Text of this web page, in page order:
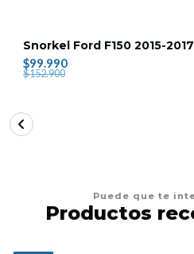
Snorkel Ford F150 2015-2017
$99.990
$152.900
Puede que te
Productos